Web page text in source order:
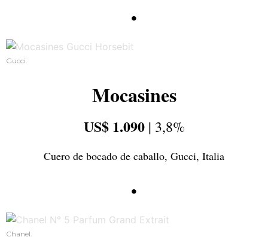
•
Gucci.
Mocasines
US$ 1.090| 3,8%
Cuero de bocado de caballo, Gucci, Italia
•
Chanel.